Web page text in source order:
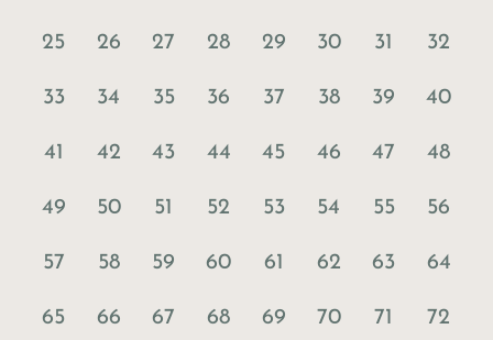
25 26 27 28 29 30 31 32
33 34 35 36 37 38 39 40
41 42 43 44 45 46 47 48
49 50 51 52 53 54 55 56
57 58 59 60 61 62 63 64
65 66 67 68 69 70 71 72